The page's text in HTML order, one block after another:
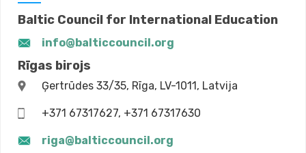
Baltic Council for International Education
info@balticcouncil.org
Rīgas birojs
Ģertrūdes 33/35, Rīga, LV-1011, Latvija
+371 67317627, +371 67317630
riga@balticcouncil.org